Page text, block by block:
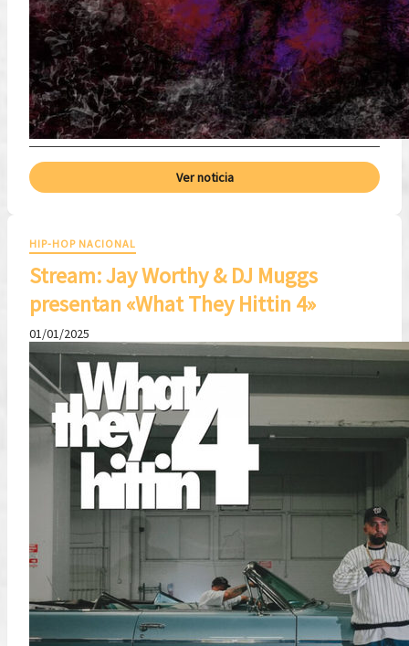
Ver noticia
HIP-HOP NACIONAL
Stream: Jay Worthy & DJ Muggs
presentan «What They Hittin 4»
01/01/2025